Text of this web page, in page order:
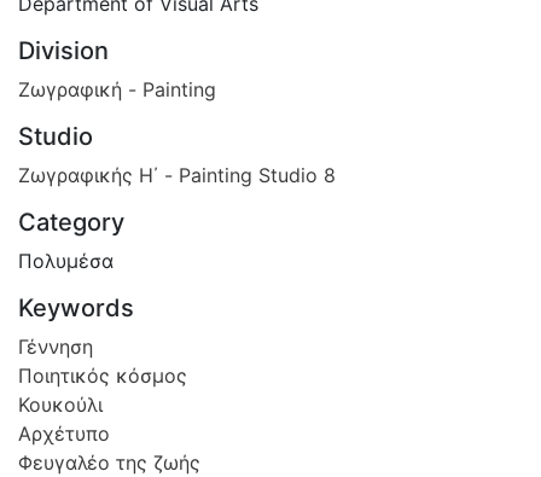
Division
Ζωγραφική - Painting
Studio
Ζωγραφικής Η΄ - Painting Studio 8
Category
Πολυμέσα
Keywords
Γέννηση
Ποιητικός κόσμος
Κουκούλι
Αρχέτυπο
Φευγαλέο της ζωής